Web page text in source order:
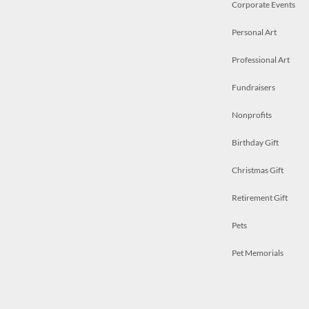
Corporate Events
Personal Art
Professional Art
Fundraisers
Nonprofits
Birthday Gift
Christmas Gift
Retirement Gift
Pets
Pet Memorials